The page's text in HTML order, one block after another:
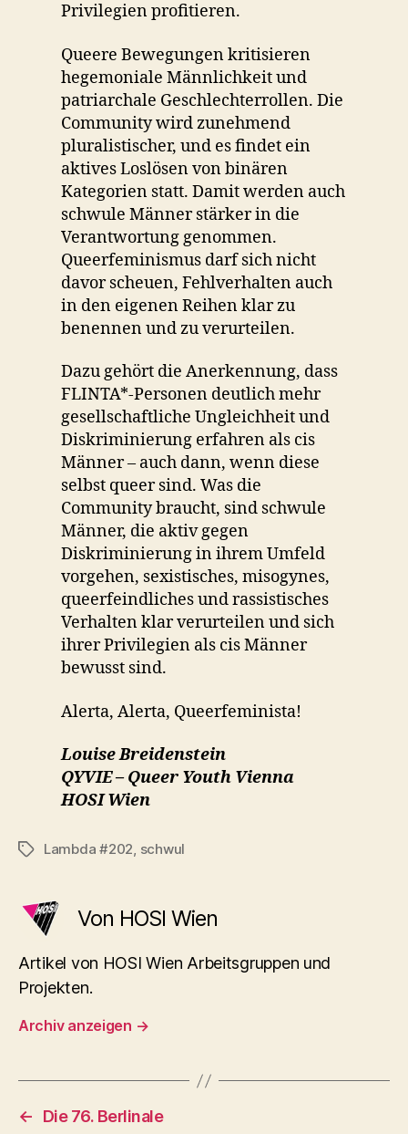
Privilegien profitieren.
Queere Bewegungen kritisieren
hegemoniale Männlichkeit und
patriarchale Geschlechterrollen. Die
Community wird zunehmend
pluralistischer, und es findet ein
aktives Loslösen von binären
Kategorien statt. Damit werden auch
schwule Männer stärker in die
Verantwortung genommen.
Queerfeminismus darf sich nicht
davor scheuen, Fehlverhalten auch
in den eigenen Reihen klar zu
benennen und zu verurteilen.
Dazu gehört die Anerkennung, dass
FLINTA*-Personen deutlich mehr
gesellschaftliche Ungleichheit und
Diskriminierung erfahren als cis
Männer – auch dann, wenn diese
selbst queer sind. Was die
Community braucht, sind schwule
Männer, die aktiv gegen
Diskriminierung in ihrem Umfeld
vorgehen, sexistisches, misogynes,
queerfeindliches und rassistisches
Verhalten klar verurteilen und sich
ihrer Privilegien als cis Männer
bewusst sind.
Alerta, Alerta, Queerfeminista!
Louise Breidenstein
QYVIE – Queer Youth Vienna
HOSI Wien
Schlagwörter
Lambda #202, schwul
Von HOSI Wien
Artikel von HOSI Wien Arbeitsgruppen und
Projekten.
Archiv anzeigen →
← Die 76. Berlinale